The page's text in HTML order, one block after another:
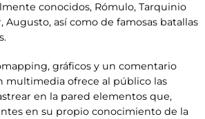
conocidos, Rómulo, Tarquinio
Augusto, así como de famosas batallas
gráficos y un comentario
multimedia ofrece al público las
en la pared elementos que,
en su propio conocimiento de la